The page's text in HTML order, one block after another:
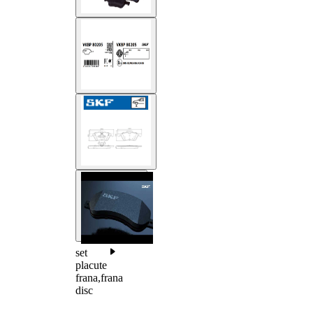
set
placute
frana,frana
disc